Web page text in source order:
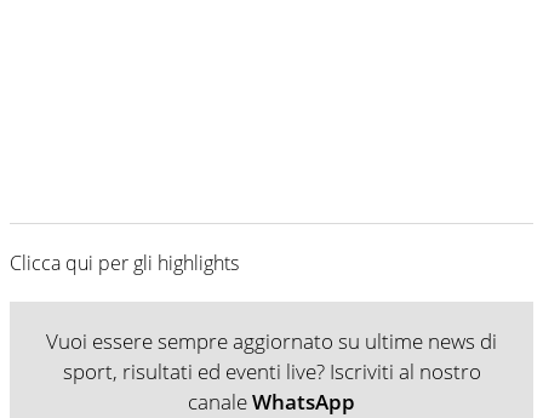
Clicca qui per gli highlights
Vuoi essere sempre aggiornato su ultime news di
sport, risultati ed eventi live? Iscriviti al nostro
canaleWhatsApp